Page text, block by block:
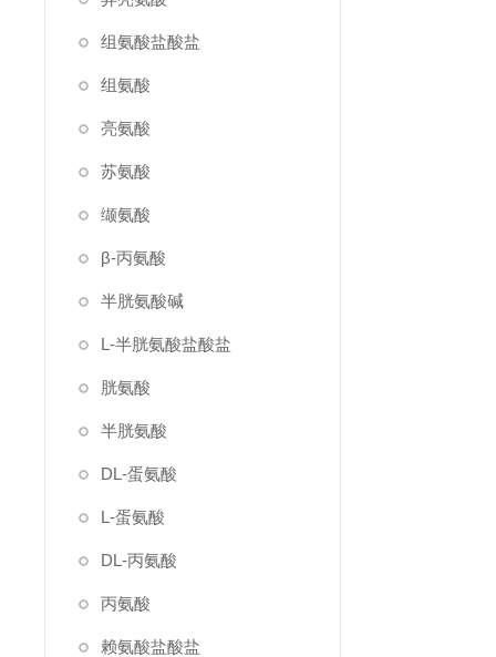
组氨酸盐酸盐
组氨酸
亮氨酸
苏氨酸
缬氨酸
β-丙氨酸
半胱氨酸碱
L-半胱氨酸盐酸盐
胱氨酸
半胱氨酸
DL-蛋氨酸
L-蛋氨酸
DL-丙氨酸
丙氨酸
赖氨酸盐酸盐